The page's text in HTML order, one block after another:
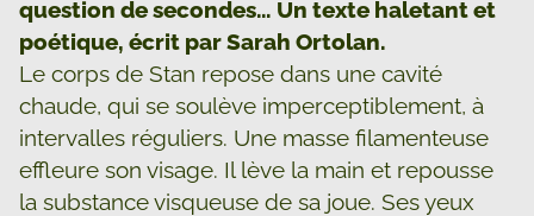
question de secondes… Un texte haletant et
poétique, écrit par Sarah Ortolan.
Le corps de Stan repose dans une cavité
chaude, qui se soulève imperceptiblement, à
intervalles réguliers. Une masse filamenteuse
effleure son visage. Il lève la main et repousse
la substance visqueuse de sa joue. Ses yeux